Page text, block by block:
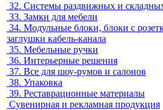
32. Системы раздвижных и
33. Замки для мебели
34. Модульные блоки, блоки с
заглушки кабель-канала
35. Мебельные ручки
36. Интерьерные решения
37. Все для шоу-румов и салонов
38. Упаковка
39. Реставрационные материалы
Сувенирная и рекламная продукция